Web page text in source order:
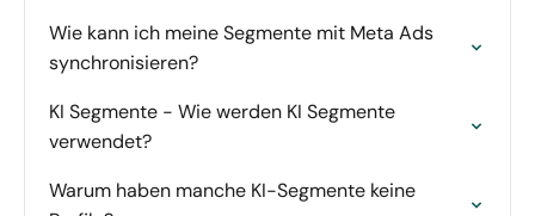
Wie kann ich meine Segmente mit Meta Ads
synchronisieren?
KI Segmente - Wie werden KI Segmente
verwendet?
Warum haben manche KI-Segmente keine